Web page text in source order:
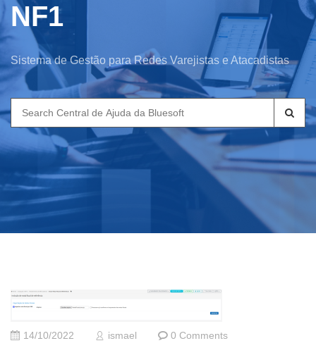
NF1
Sistema de Gestão para Redes Varejistas e Atacadistas
Search
for:
14/10/2022 ismael 0 Comments